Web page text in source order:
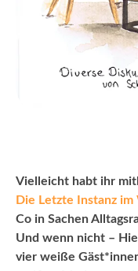
Vielleicht habt ihr
Die Letzte Instanz im
Co in Sachen
Und wenn nicht –
vier weiße